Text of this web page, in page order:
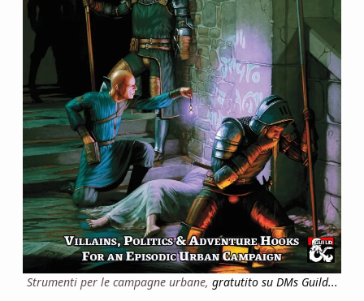
Strumenti per le campagne urbane, gratutito su DMs Guild...